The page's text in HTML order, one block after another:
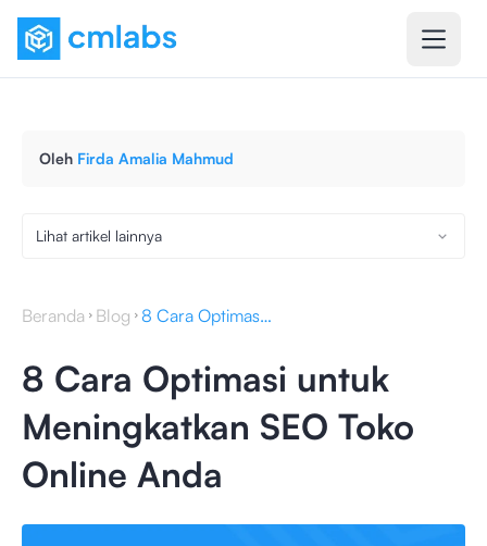
Oleh Firda Amalia Mahmud
Lihat artikel lainnya
Beranda Blog 8 Cara Optimasi untuk Meningkatkan SEO Toko Online Anda
8 Cara Optimasi untuk
Meningkatkan SEO Toko
Online Anda